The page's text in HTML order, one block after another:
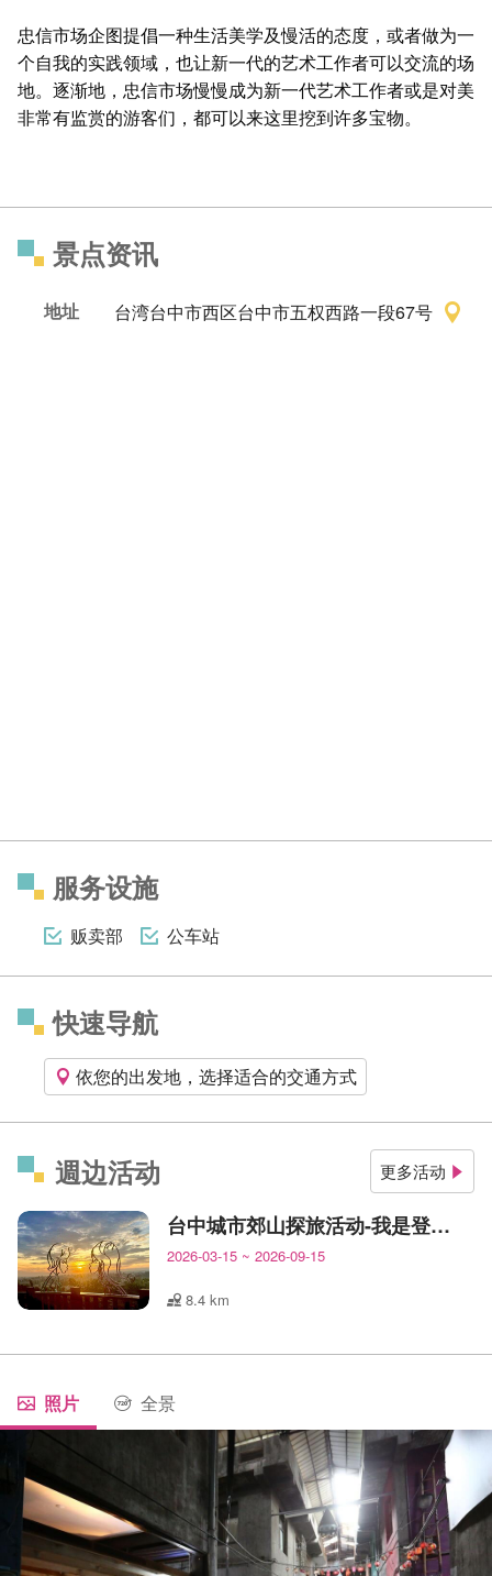
忠信市场企图提倡一种生活美学及慢活的态度，或者做为一
个自我的实践领域，也让新一代的艺术工作者可以交流的场
地。逐渐地，忠信市场慢慢成为新一代艺术工作者或是对美
非常有监赏的游客们，都可以来这里挖到许多宝物。
景点资讯
地址 台湾台中市西区台中市五权西路一段67号
服务设施
贩卖部 公车站
快速导航
依您的出发地，选择适合的交通方式
週边活动 更多活动
台中城市郊山探旅活动-我是登山王
2026-03-15 ~ 2026-09-15
8.4 km
照片 全景